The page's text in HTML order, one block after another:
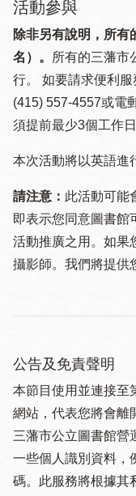
活動參與
除非另有說明，所有
名）。
所有的三藩市
行。 如要請求便利
(415) 557-4557或電
須提 前最少3個工作
本次活動將以英語進
請注意： 此活動可能
即表示您同意圖書館
活動推廣之用。如果
攝影師。我們將提供
公告及免責聲明
本節目使用並連接至
網站，代表您將會離
三藩市公立圖書館營
一些個人識別資料，
碼。此服務將根據其